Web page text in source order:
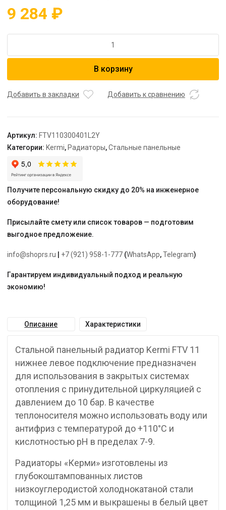
9 284 ₽
Радиатор,
61*300*400,
(белый)
Kermi
В корзину
Добавить в закладки Добавить к сравнению
Артикул: FTV110300401L2Y
Категории: Kermi, Радиаторы,Стальные панельные
Получите персональную скидку до 20% на инженерное
оборудование!
Присылайте смету или список товаров — подготовим
выгодное предложение.
info@shoprs.ru +7 (921) 958-1-777 (WhatsApp,Telegram)
Гарантируем индивидуальный подход и реальную
экономию!
Описание Характеристики
Стальной панельный радиатор Kermi FTV 11
нижнее левое подключение предназначен
для использования в закрытых системах
отопления с принудительной циркуляцией с
давлением до 10 бар. В качестве
теплоносителя можно использовать воду или
антифриз с температурой до +110°C и
кислотностью pH в пределах 7-9.
Радиаторы «Керми» изготовлены из
глубокоштампованных листов
низкоуглеродистой холоднокатаной стали
толщиной 1,25 мм и выкрашены в белый цвет